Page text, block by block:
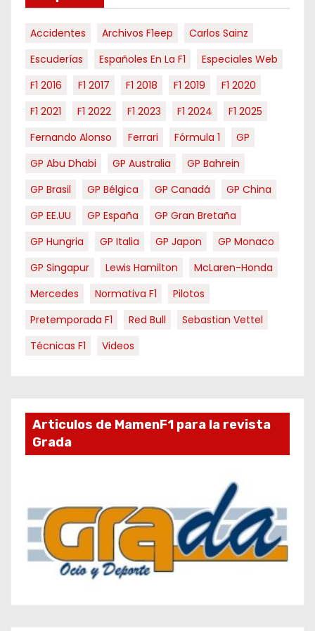
s
Accidentes Archivos F1eep
Carlos Sainz
Escuderías
Españoles En La F1
Especiales Web
F1 2016
F1 2017 F1 2018 F1 2019
F1 2020
F1 2021
F1 2022 F1 2023 F1 2024
F1 2025
Fernando Alonso
Ferrari Fórmula 1
GP
GP Abu Dhabi
GP Australia
GP Bahrein
GP Brasil
GP Bélgica GP Canadá
GP China
GP EE.UU
GP España
GP Gran Bretaña
GP Hungria
GP Italia GP Japon
GP Monaco
GP Singapur
Lewis Hamilton
McLaren-Honda
Mercedes
Normativa F1
Pilotos
Pretemporada F1
Red Bull
Sebastian Vettel
Técnicas F1
Videos
Articulos de MamenF1 para la revista
Grada